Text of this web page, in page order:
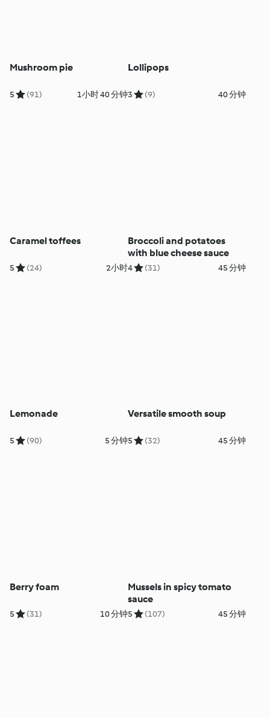
Mushroom pie
5 (91) 1小时 40 分钟
Lollipops
3 (9) 40 分钟
Caramel toffees
5 (24) 2小时
Broccoli and potatoes
with blue cheese sauce
4 (31) 45 分钟
Lemonade
5 (90) 5 分钟
Versatile smooth soup
5 (32) 45 分钟
Berry foam
5 (31) 10 分钟
Mussels in spicy tomato
sauce
5 (107) 45 分钟